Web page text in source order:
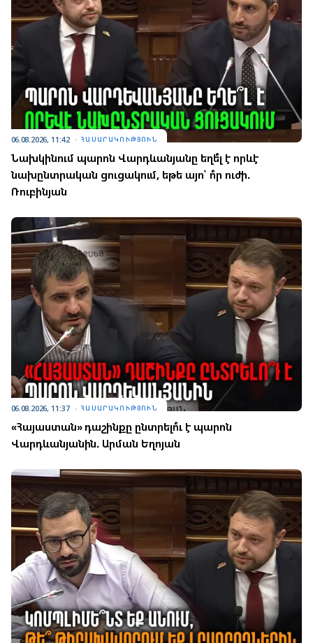
06.08.2026, 11:42 ՀԱՍԱՐԱԿՈՒԹՅՈՒՆ
Նախկինում պարոն Վարդևանյանը եղե՞լ է որևէ
նախընտրական ցուցակում, եթե այո՝ ո՞ր ուժի.
Ռուբինյան
06.08.2026, 11:37 ՀԱՍԱՐԱԿՈՒԹՅՈՒՆ
«Հայաստան» դաշինքը ընտրելո՞ւ է պարոն
Վարդևանյանին. Արման Եղոյան